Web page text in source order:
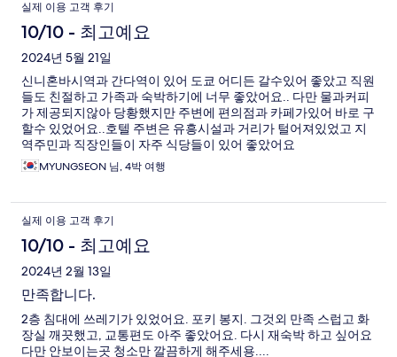
실제 이용 고객 후기
10/10 - 최고예요
2024년 5월 21일
신니혼바시역과 간다역이 있어 도쿄 어디든 갈수있어 좋았고 직원
들도 친절하고 가족과 숙박하기에 너무 좋았어요.. 다만 물과커피
가 제공되지않아 당황했지만 주변에 편의점과 카페가있어 바로 구
할수 있었어요..호텔 주변은 유흥시설과 거리가 털어져있었고 지
역주민과 직장인들이 자주 식당들이 있어 좋았어요
MYUNGSEON 님, 4박 여행
실제 이용 고객 후기
10/10 - 최고예요
2024년 2월 13일
만족합니다.
2층 침대에 쓰레기가 있었어요. 포키 봉지. 그것외 만족 스럽고 화
장실 깨끗했고, 교통편도 아주 좋았어요. 다시 재숙박 하고 싶어요
다만 안보이는곳 청소만 깔끔하게 해주세용....